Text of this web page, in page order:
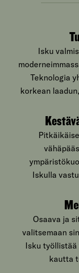
Isku
Teknologia
korkean
Iskulla
Osaava ja
valitsemaan
Isku työllistää
kautta